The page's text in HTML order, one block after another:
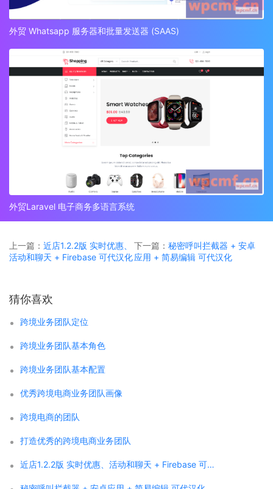
外贸 Whatsapp 服务器和批量发送器 (SAAS)
外贸Laravel 电子商务多语言系统
上一篇： 近店1.2.2版 实时优惠、
活动和聊天 + Firebase 可代汉化
下一篇： 秘密呼叫拦截器 + 安卓
应用 + 简易编辑 可代汉化
猜你喜欢
跨境业务团队定位
跨境业务团队基本角色
跨境业务团队基本配置
优秀跨境电商业务团队画像
跨境电商的团队
打造优秀的跨境电商业务团队
近店1.2.2版 实时优惠、活动和聊天 + Firebase 可代汉化